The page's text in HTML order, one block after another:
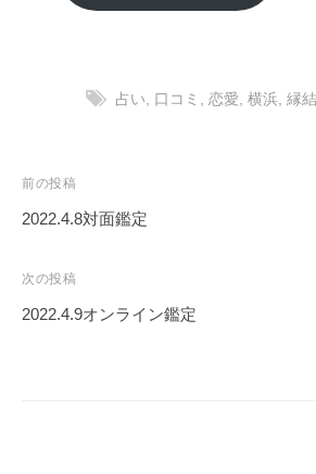
占い, 口コミ , 恋愛, 横浜, 縁
投
稿
ビ
ゲ
前の投稿
2022.4.8対面鑑定
次の投稿
2022.4.9オンライン鑑定